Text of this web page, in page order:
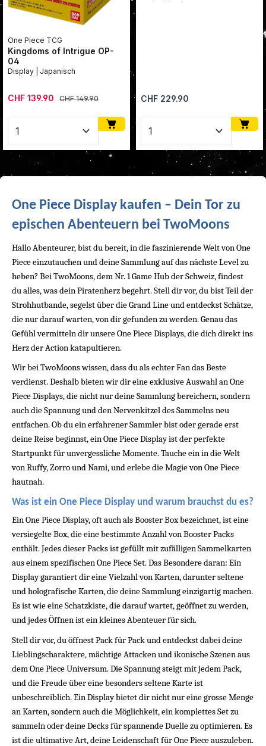
One Piece TCG
Kingdoms of Intrigue OP-
04
Display | Japanisch
Verkaufspreis:
CHF 139.90 Regulärer Preis:
CHF 149.90
Produkt Anzahl: Gib den gewünschten Wert ein
Regulärer Preis:
CHF 229.90
Produkt Anzahl: Gib
One Piece Display kaufen – Dein Tor zu
epischen Abenteuern bei TwoMoons
Hallo Abenteurer, bist du bereit, in die faszinierende Welt von One
Piece einzutauchen und deine Sammlung auf das nächste Level zu
heben? Bei TwoMoons, dem Nr. 1 Game Hub der Schweiz, findest
du alles, was dein Piratenherz begehrt. Stell dir vor, du bist Teil der
Strohhutbande, segelst über die Grand Line und entdeckst Schätze,
die nur darauf warten, von dir gefunden zu werden. Genau das
Gefühl vermitteln dir unsere One Piece Displays, die dich direkt ins
Herz der Action katapultieren.
Wir bei TwoMoons wissen, dass du als echter Fan das Beste
verdienst. Deshalb bieten wir dir eine exklusive Auswahl an One
Piece Displays, die nicht nur deine Sammlung bereichern, sondern
auch die Spannung und den Nervenkitzel des Sammelns neu
entfachen. Ob du ein erfahrener Sammler bist oder gerade erst
deine Reise beginnst, ein One Piece Display ist der perfekte
Startpunkt für unvergessliche Momente. Tauche ein in die Welt
von Ruffy, Zorro und Nami, und erlebe die Magie von One Piece
hautnah.
Was ist ein One Piece Display und warum brauchst du es?
Ein One Piece Display, oft auch als Booster Box bezeichnet, ist eine
versiegelte Box, die eine bestimmte Anzahl von Booster Packs
enthält. Jedes dieser Packs ist gefüllt mit zufälligen Sammelkarten
aus einem spezifischen One Piece Set. Das Besondere daran: Ein
Display garantiert dir eine Vielzahl von Karten, darunter seltene
und holografische Karten, die deine Sammlung einzigartig machen.
Es ist wie eine Schatzkiste, die darauf wartet, geöffnet zu werden,
und jedes Öffnen ist ein kleines Abenteuer für sich.
Stell dir vor, du öffnest Pack für Pack und entdeckst dabei deine
Lieblingscharaktere, mächtige Attacken und ikonische Szenen aus
dem One Piece Universum. Die Spannung steigt mit jedem Pack,
und die Freude über eine besonders seltene Karte ist
unbeschreiblich. Ein Display bietet dir nicht nur eine grosse Menge
an Karten, sondern auch die Möglichkeit, ein komplettes Set zu
sammeln oder deine Decks für spannende Duelle zu optimieren. Es
ist die ultimative Art, deine Leidenschaft für One Piece auszuleben.